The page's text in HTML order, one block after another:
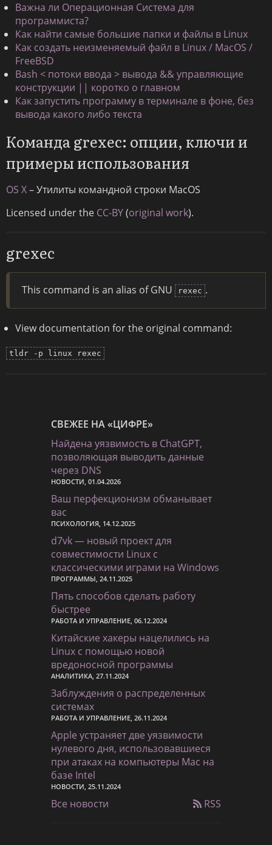
Важна ли Операционная Система для
программиста?
Как найти самые большие папки и файлы в Linux
Как создать неизменяемый файл в Linux / MacOS /
FreeBSD
Bash < потоки ввода > вывода && управляющие
конструкции || коротко о главном
Как запустить программу в терминале в фоне, без
вывода какого либо текста
Команда grexec: опции, ключи и
примеры использования
OS X– Утилиты командной строки MacOS
Licensed under the CC-BY(original work).
grexec
This command is an alias of GNU rexec .
View documentation for the original command:
tldr -p linux rexec
СВЕЖЕЕ НА «ЦИФРЕ»
Найдена уязвимость в ChatGPT,
позволяющая выводить данные
через DNS
НОВОСТИ, 01.04.2026
Ваш перфекционизм обманывает
вас
ПСИХОЛОГИЯ, 14.12.2025
d7vk — новый проект для
совместимости Linux с
классическими играми на Windows
ПРОГРАММЫ, 24.11.2025
Пять способов сделать работу
быстрее
РАБОТА И УПРАВЛЕНИЕ, 06.12.2024
Китайские хакеры нацелились на
Linux с помощью новой
вредоносной программы
АНАЛИТИКА, 27.11.2024
Заблуждения о распределенных
системах
РАБОТА И УПРАВЛЕНИЕ, 26.11.2024
Apple устраняет две уязвимости
нулевого дня, использовавшиеся
при атаках на компьютеры Mac на
базе Intel
НОВОСТИ, 25.11.2024
Все новости RSS